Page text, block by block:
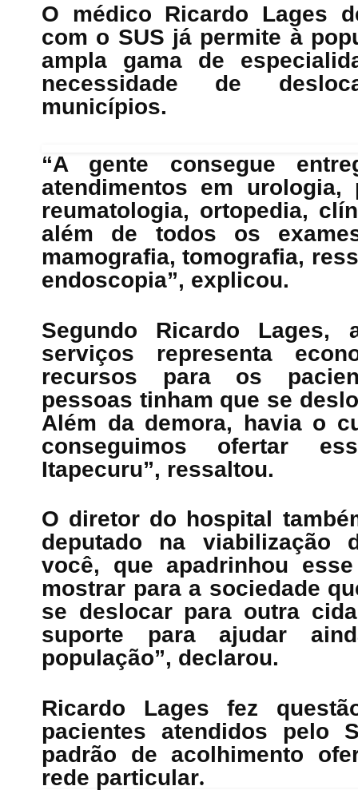
O médico Ricardo Lages
com o SUS já permite à
ampla gama de
necessidade de
municípios.
“A gente consegue
atendimentos em urologia,
reumatologia, ortopedia,
além de todos os
mamografia, tomografia,
endoscopia”, explicou.
Segundo Ricardo Lages,
serviços representa
recursos para os
pessoas tinham que se
Além da demora, havia o
conseguimos ofertar
Itapecuru”, ressaltou.
O diretor do hospital
deputado na viabilização
você, que apadrinhou
mostrar para a sociedade
se deslocar para outra
suporte para ajudar
população”, declarou.
Ricardo Lages fez
pacientes atendidos pelo
padrão de acolhimento
rede particular.